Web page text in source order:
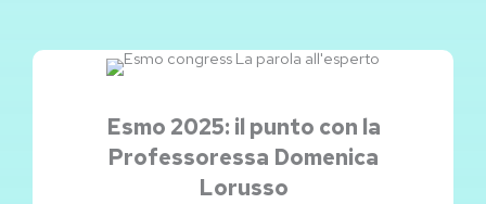
Esmo 2025: il punto con la
Professoressa Domenica
Lorusso